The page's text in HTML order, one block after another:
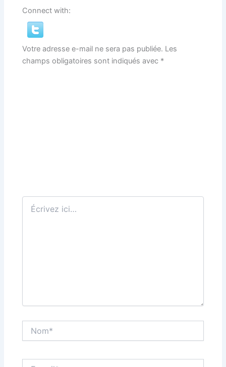
Connect with:
Votre adresse e-mail ne sera pas publiée. Les
champs obligatoires sont indiqués avec *
Écrivez
ici…